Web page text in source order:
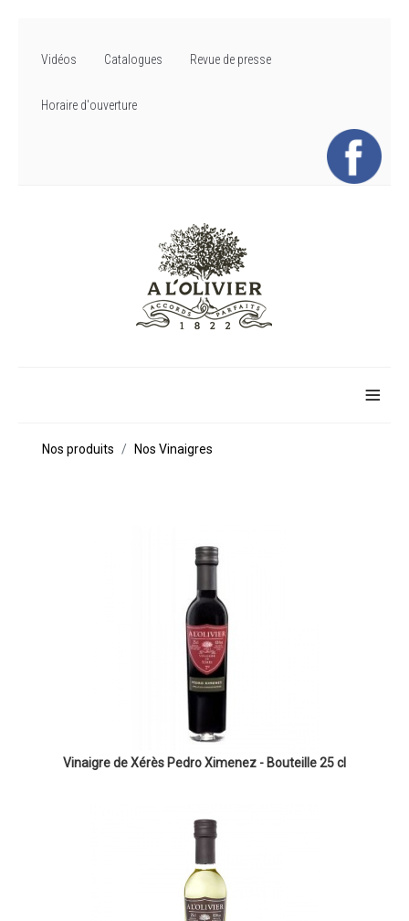
Vidéos Catalogues Revue de presse
Horaire d'ouverture
≡
Nos produits Nos Vinaigres
Vinaigre de Xérès Pedro Ximenez - Bouteille 25 cl